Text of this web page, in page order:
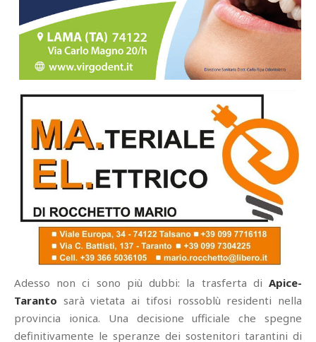
Adesso non ci sono più dubbi: la trasferta di Apice-
Taranto sarà vietata ai tifosi rossoblù residenti nella
provincia ionica. Una decisione ufficiale che spegne
definitivamente le speranze dei sostenitori tarantini di